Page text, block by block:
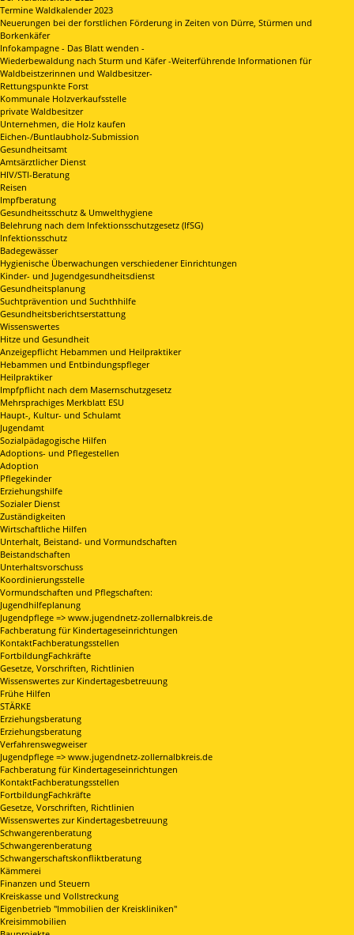
Termine Waldkalender 2023
Neuerungen bei der forstlichen Förderung in Zeiten von Dürre, Stürmen und
Borkenkäfer
Infokampagne - Das Blatt wenden -
Wiederbewaldung nach Sturm und Käfer -Weiterführende Informationen für
Waldbeistzerinnen und Waldbesitzer-
Rettungspunkte Forst
Kommunale Holzverkaufsstelle
private Waldbesitzer
Unternehmen, die Holz kaufen
Eichen-/Buntlaubholz-Submission
Gesundheitsamt
Amtsärztlicher Dienst
HIV/STI-Beratung
Reisen
Impfberatung
Gesundheitsschutz & Umwelthygiene
Belehrung nach dem Infektionsschutzgesetz (IfSG)
Infektionsschutz
Badegewässer
Hygienische Überwachungen verschiedener Einrichtungen
Kinder- und Jugendgesundheitsdienst
Gesundheitsplanung
Suchtprävention und Suchthhilfe
Gesundheitsberichtserstattung
Wissenswertes
Hitze und Gesundheit
Anzeigepflicht Hebammen und Heilpraktiker
Hebammen und Entbindungspfleger
Heilpraktiker
Impfpflicht nach dem Masernschutzgesetz
Mehrsprachiges Merkblatt ESU
Haupt-, Kultur- und Schulamt
Jugendamt
Sozialpädagogische Hilfen
Adoptions- und Pflegestellen
Adoption
Pflegekinder
Erziehungshilfe
Sozialer Dienst
Zuständigkeiten
Wirtschaftliche Hilfen
Unterhalt, Beistand- und Vormundschaften
Beistandschaften
Unterhaltsvorschuss
Koordinierungsstelle
Vormundschaften und Pflegschaften:
Jugendhilfeplanung
Jugendpflege => www.jugendnetz-zollernalbkreis.de
Fachberatung für Kindertageseinrichtungen
KontaktFachberatungsstellen
FortbildungFachkräfte
Gesetze, Vorschriften, Richtlinien
Wissenswertes zur Kindertagesbetreuung
Frühe Hilfen
STÄRKE
Erziehungsberatung
Erziehungsberatung
Verfahrenswegweiser
Jugendpflege => www.jugendnetz-zollernalbkreis.de
Fachberatung für Kindertageseinrichtungen
KontaktFachberatungsstellen
FortbildungFachkräfte
Gesetze, Vorschriften, Richtlinien
Wissenswertes zur Kindertagesbetreuung
Schwangerenberatung
Schwangerenberatung
Schwangerschaftskonfliktberatung
Kämmerei
Finanzen und Steuern
Kreiskasse und Vollstreckung
Eigenbetrieb "Immobilien der Kreiskliniken"
Kreisimmobilien